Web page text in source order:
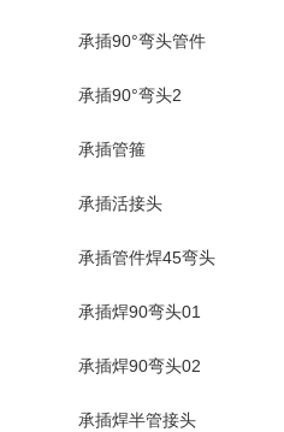
承插90°弯头管件
承插90°弯头2
承插管箍
承插活接头
承插管件焊45弯头
承插焊90弯头01
承插焊90弯头02
承插焊半管接头